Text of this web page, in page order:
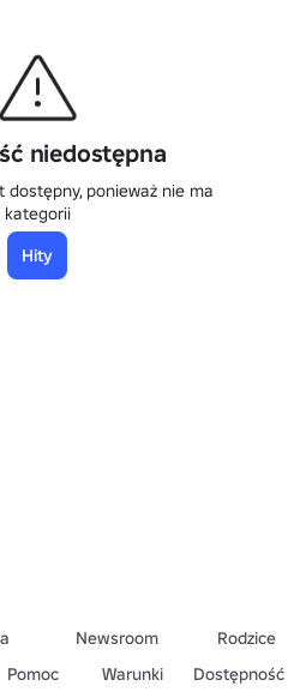
niedostępna
dostępny, ponieważ nie ma
kategorii
Hity
Newsroom
Rodzice
Pomoc Warunki Dostępność